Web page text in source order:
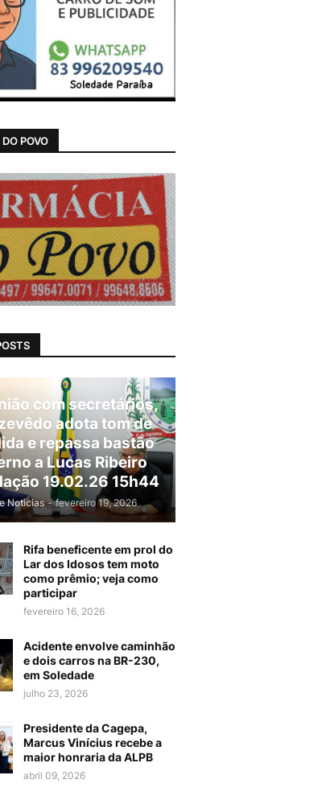
POVO
com secretários,
adota tom de
e repassa bastão
a Lucas Ribeiro
19.02.26 15h44
Noticias - fevereiro 19, 2026
Rifa beneficente em prol do
Lar dos Idosos tem moto
como prêmio; veja como
participar
fevereiro 16, 2026
Acidente envolve caminhão
e dois carros na BR-230,
em Soledade
julho 23, 2026
Presidente da Cagepa,
Marcus Vinícius recebe a
maior honraria da ALPB
abril 09, 2026